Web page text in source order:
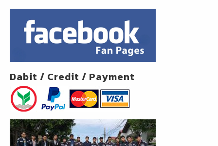
Dabit / Credit / Payment